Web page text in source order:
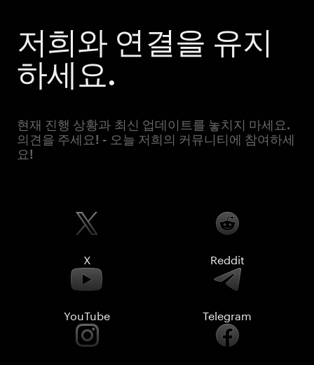
저희와 연결을 유지
하세요.
현재 진행 상황과 최신 업데이트를 놓치지 마세요.
의견을 주세요! - 오늘 저희의 커뮤니티에 참여하세
요!
X Reddit
YouTube Telegram